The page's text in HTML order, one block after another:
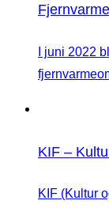
I juni 2022
KIF –
KIF (Kultur